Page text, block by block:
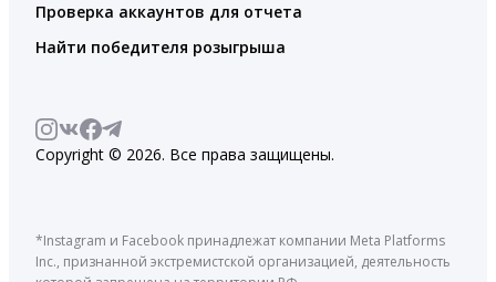
Проверка аккаунтов для отчета
Найти победителя розыгрыша
Copyright © 2026. Все права защищены.
*Instagram и Facebook принадлежат компании Meta Platforms
Inc., признанной экстремистской организацией, деятельность